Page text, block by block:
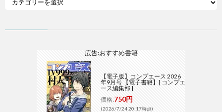
広告:おすすめ書籍
【電子版】コンプエース 2026
年9月号 【電子書籍】[ コンプエ
ース編集部 ]
価格:750円
(2026/7/24 20:17時点)